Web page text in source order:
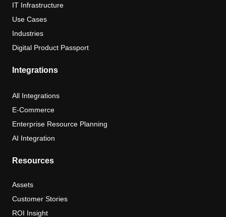
IT Infrastructure
Use Cases
Industries
Digital Product Passport
Integrations
All Integrations
E-Commerce
Enterprise Resource Planning
AI Integration
Resources
Assets
Customer Stories
ROI Insight